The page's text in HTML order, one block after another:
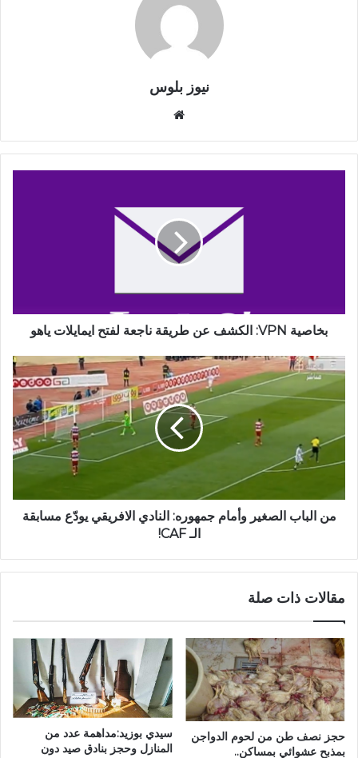
نيوز بلوس
بخاصية VPN: الكشف عن طريقة ناجعة لفتح ايمايلات ياهو
من الباب الصغير وأمام جمهوره: النادي الافريقي يودّع مسابقة
الـ CAF!
مقالات ذات صلة
حجز نصف طن من لحوم الدواجن
بمذبح عشوائي بمساكن..
سيدي بوزيد:مداهمة عدد من
المنازل وحجز بنادق صيد دون